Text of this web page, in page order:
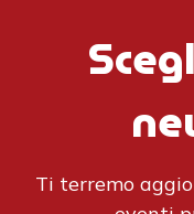
Ti terremo